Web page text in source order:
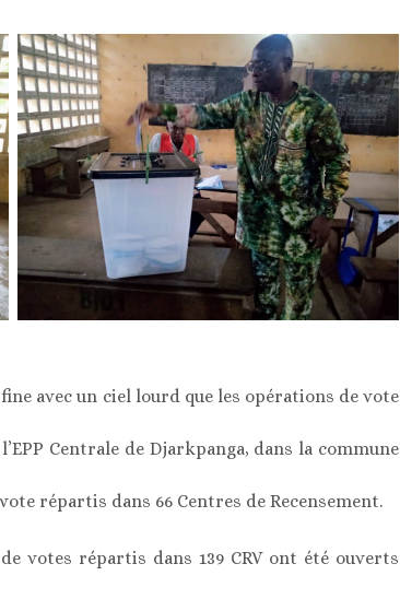
avec un ciel lourd que les opérations de vote
Centrale de Djarkpanga, dans la commune
répartis dans 66 Centres de Recensement.
votes répartis dans 139 CRV ont été ouverts